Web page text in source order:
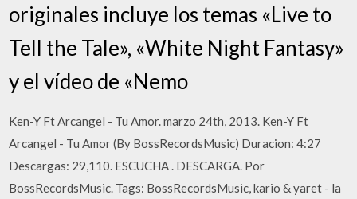
originales incluye los temas «Live to
Tell the Tale», «White Night Fantasy»
y el vídeo de «Nemo
Ken-Y Ft Arcangel - Tu Amor. marzo 24th, 2013. Ken-Y Ft
Arcangel - Tu Amor (By BossRecordsMusic) Duracion: 4:27
Descargas: 29,110. ESCUCHA . DESCARGA. Por
BossRecordsMusic. Tags: BossRecordsMusic, kario & yaret - la